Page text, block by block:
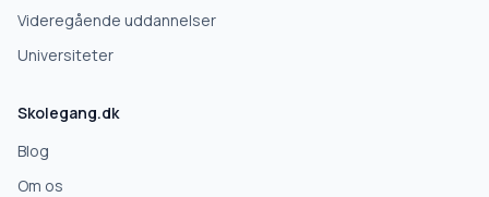
Videregående uddannelser
Universiteter
Skolegang.dk
Blog
Om os